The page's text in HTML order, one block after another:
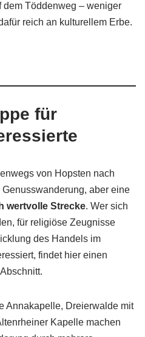
Töddenweg – weniger
reich an kulturellem Erbe.
für
von Hopsten nach
aber eine
wertvolle Strecke. Wer sich
für religiöse Zeugnisse
des Handels im
findet hier einen
Annakapelle, Dreierwalde mit
Kapelle machen